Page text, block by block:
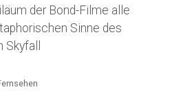
der Bond-Filme alle
Sinne des